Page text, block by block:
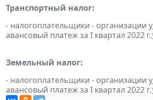
Транспортный налог:
- налогоплательщики - организации
авансовый платеж за I квартал 2022 г.
Земельный налог:
- налогоплательщики - организации
авансовый платеж за I квартал 2022 г.